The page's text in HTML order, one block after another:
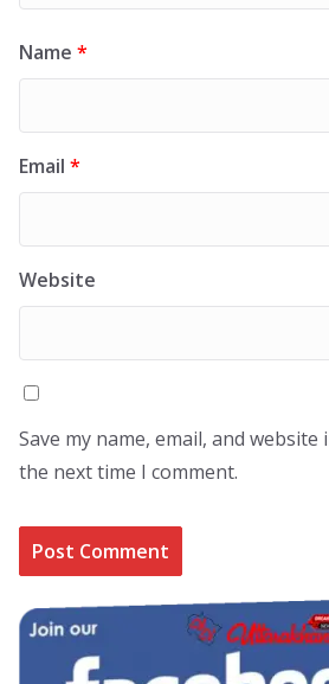
Name *
Email *
Website
Save my name, email, and
the next time I comment.